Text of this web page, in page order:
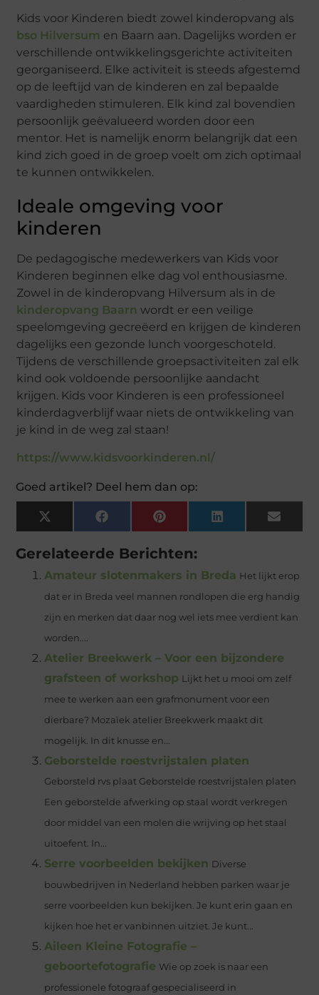
Kids voor Kinderen biedt zowel kinderopvang als
bso Hilversum en Baarn aan. Dagelijks worden er
verschillende ontwikkelingsgerichte activiteiten
georganiseerd. Elke activiteit is steeds afgestemd
op de leeftijd van de kinderen en zal bepaalde
vaardigheden stimuleren. Elk kind zal bovendien
persoonlijk geëvalueerd worden door een
mentor. Het is namelijk enorm belangrijk dat een
kind zich goed in de groep voelt om zich optimaal
te kunnen ontwikkelen.
Ideale omgeving voor
kinderen
De pedagogische medewerkers van Kids voor
Kinderen beginnen elke dag vol enthousiasme.
Zowel in de kinderopvang Hilversum als in de
kinderopvang Baarn wordt er een veilige
speelomgeving gecreëerd en krijgen de kinderen
dagelijks een gezonde lunch voorgeschoteld.
Tijdens de verschillende groepsactiviteiten zal elk
kind ook voldoende persoonlijke aandacht
krijgen. Kids voor Kinderen is een professioneel
kinderdagverblijf waar niets de ontwikkeling van
je kind in de weg zal staan!
https://www.kidsvoorkinderen.nl/
Goed artikel? Deel hem dan op:
X
(Twitter)
FacebookPinterestLinkedIn Email
Gerelateerde Berichten:
Amateur slotenmakers in Breda Het lijkt erop
dat er in Breda veel mannen rondlopen die erg handig
zijn en merken dat daar nog wel iets mee verdient kan
worden....
Atelier Breekwerk – Voor een bijzondere
grafsteen of workshop Lijkt het u mooi om zelf
mee te werken aan een grafmonument voor een
dierbare? Mozaïek atelier Breekwerk maakt dit
mogelijk. In dit knusse en...
Geborstelde roestvrijstalen platen
Geborsteld rvs plaat Geborstelde roestvrijstalen platen
Een geborstelde afwerking op staal wordt verkregen
door middel van een molen die wrijving op het staal
uitoefent. In...
Serre voorbeelden bekijken Diverse
bouwbedrijven in Nederland hebben parken waar je
serre voorbeelden kun bekijken. Je kunt erin gaan en
kijken hoe het er vanbinnen uitziet. Je kunt...
Aileen Kleine Fotografie –
geboortefotografie Wie op zoek is naar een
professionele fotograaf gespecialiseerd in